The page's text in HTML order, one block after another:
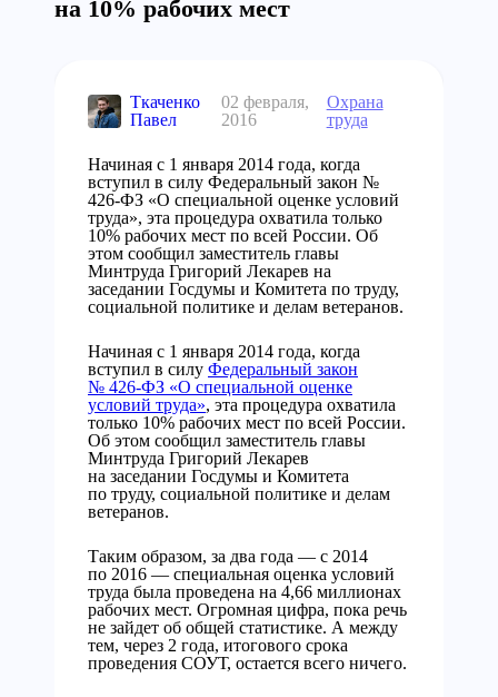
на 10% рабочих мест
Ткаченко
Павел
02 февраля,
2016
Охрана
труда
Начиная с 1 января 2014 года, когда
вступил в силу Федеральный закон №
426-ФЗ «О специальной оценке условий
труда», эта процедура охватила только
10% рабочих мест по всей России. Об
этом сообщил заместитель главы
Минтруда Григорий Лекарев на
заседании Госдумы и Комитета по труду,
социальной политике и делам ветеранов.
Начиная с 1 января 2014 года, когда
вступил в силу Федеральный закон
№ 426-ФЗ «О специальной оценке
условий труда», эта процедура охватила
только 10% рабочих мест по всей России.
Об этом сообщил заместитель главы
Минтруда Григорий Лекарев
на заседании Госдумы и Комитета
по труду, социальной политике и делам
ветеранов.
Таким образом, за два года — с 2014
по 2016 — специальная оценка условий
труда была проведена на 4,66 миллионах
рабочих мест. Огромная цифра, пока речь
не зайдет об общей статистике. А между
тем, через 2 года, итогового срока
проведения СОУТ, остается всего ничего.